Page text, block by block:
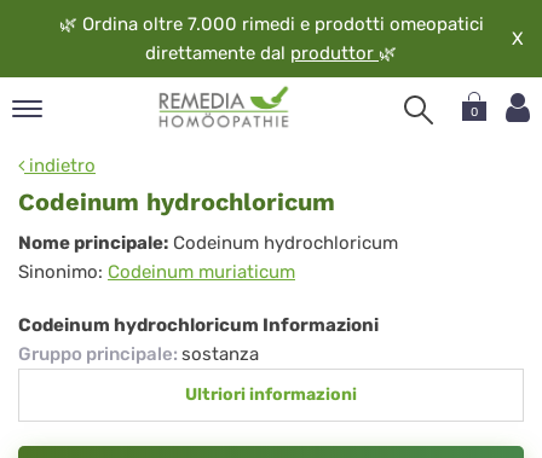
🌿 Ordina oltre 7.000 rimedi e prodotti omeopatici
direttamente dal produttor 🌿
X
0
indietro
Codeinum hydrochloricum
Codeinum
hydrochloricum
Nome principale: Codeinum hydrochloricum
Sinonimo: Codeinum muriaticum
Codeinum hydrochloricum Informazioni
Gruppo principale: sostanza
Ultriori informazioni